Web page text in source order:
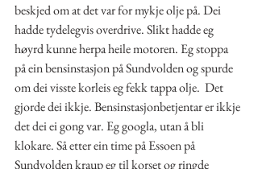
beskjed om at det var for mykje olje på. Dei
hadde tydelegvis overdrive. Slikt hadde eg
høyrd kunne herpa heile motoren. Eg stoppa
på ein bensinstasjon på Sundvolden og spurde
om dei visste korleis eg fekk tappa olje.  Det
gjorde dei ikkje. Bensinstasjonbetjentar er ikkje
det dei ei gong var. Eg googla, utan å bli
klokare. Så etter ein time på Essoen på
Sundvolden kraup eg til korset og ringde